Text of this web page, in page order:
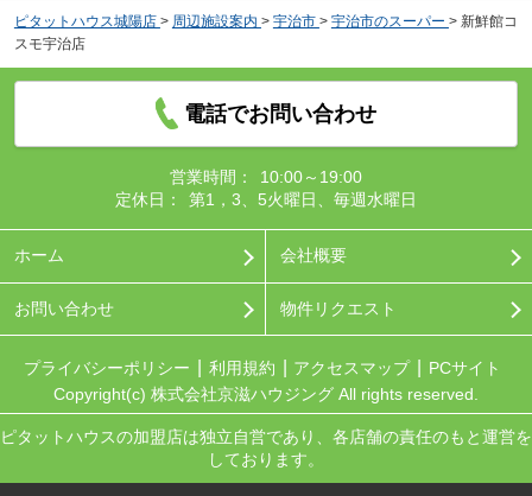
ピタットハウス城陽店 > 周辺施設案内 > 宇治市 > 宇治市のスーパー > 新鮮館コ
スモ宇治店
電話でお問い合わせ
営業時間：
10:00～19:00
定休日：
第1，3、5火曜日、毎週水曜日
ホーム 会社概要
お問い合わせ 物件リクエスト
プライバシーポリシー 利用規約 アクセスマップ
PCサイト
Copyright(c) 株式会社京滋ハウジング All rights reserved.
ピタットハウスの加盟店は独立自営であり、各店舗の責任のもと運営を
しております。